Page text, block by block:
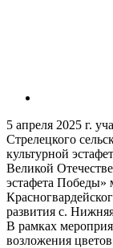
5 апреля 2025 г.
Стрелецкого
культурной
Великой
эстафета Победы»
развития с.
В рамках
возложения